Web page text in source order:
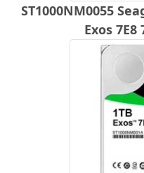
ST1000NM0055
Exos 7E8